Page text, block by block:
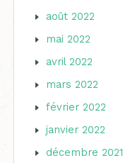
août 2022
mai 2022
avril 2022
mars 2022
février 2022
janvier 2022
décembre 2021